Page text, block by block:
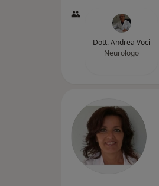
Dott. Andrea Voci
Neurologo